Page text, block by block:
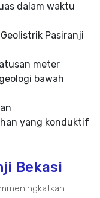
dalam waktu
Pasiranji
meter
bawah
yang konduktif
Bekasi